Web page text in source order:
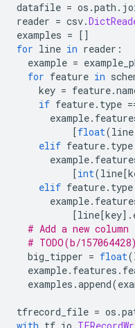
/tmp/tmp_at9q62d/
saved_model.pb
/tmp/tmp_at9q62d/
variables.data-
/tmp/tmp_at9q62d/
0  1  2
/tmp/tmp_at9q62d/
saved_model.pb
/tmp/tmp_at9q62d/
variables.data-
/tmp/tmp_at9q62d/
saved_model.pb
/tmp/tmp_at9q62d/
variables.data-
/tmp/tmp_at9q62d/
datafile = os .path .
reader = csv.
examples = []
for line in reader :
example =
for feature in
key = feature.
if feature. type
example.
[float(line
elif feature. type
example.
[int(line[
elif feature. type
example.
[line[key].
# Add a new
# TODO(b/
big_tipper = float(
example. features .
examples .append(
tfrecord_file = os .